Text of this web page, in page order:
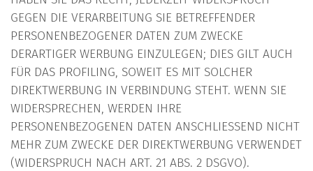
GEGEN DIE VERARBEITUNG SIE BETREFFENDER
PERSONENBEZOGENER DATEN ZUM ZWECKE
DERARTIGER WERBUNG EINZULEGEN; DIES GILT AUCH
FÜR DAS PROFILING, SOWEIT ES MIT SOLCHER
DIREKTWERBUNG IN VERBINDUNG STEHT. WENN SIE
WIDERSPRECHEN, WERDEN IHRE
PERSONENBEZOGENEN DATEN ANSCHLIESSEND NICHT
MEHR ZUM ZWECKE DER DIREKTWERBUNG VERWENDET
(WIDERSPRUCH NACH ART. 21 ABS. 2 DSGVO).